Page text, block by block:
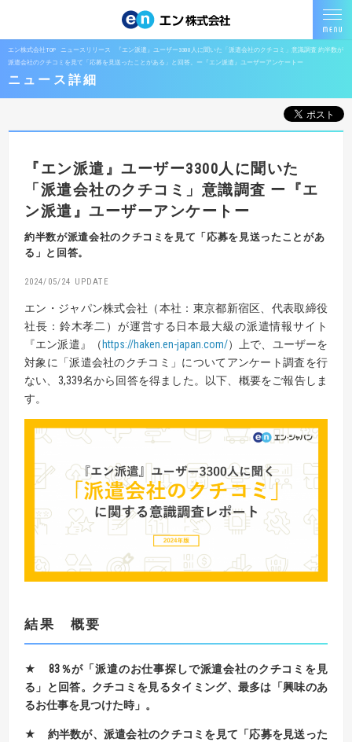
エン株式会社TOP ニュースリリース
『エン派遣』ユーザー3300人に聞いた「派遣会社のクチコミ」意識調査 約半数が
派遣会社のクチコミを見て「応募を見送ったことがある」と回答。ー『エン派遣』ユーザーアンケートー
ニュース詳細
『エン派遣』ユーザー3300人に聞いた
「派遣会社のクチコミ」意識調査 ー『エ
ン派遣』ユーザーアンケートー
約半数が派遣会社のクチコミを見て「応募を見送ったことがあ
る」と回答。
2024/05/24
エン・ジャパン株式会社（本社：東京都新宿区、代表取締役
社長：鈴木孝二）が運営する日本最大級の派遣情報サイト
『エン派遣』（https://haken.en-japan.com/）上で、ユーザーを
対象に「派遣会社のクチコミ」についてアンケート調査を行
ない、3,339名から回答を得ました。以下、概要をご報告しま
す。
結果 概要
★ 83％が「派遣のお仕事探しで派遣会社のクチコミを見
る」と回答。 クチコミを見るタイミング、最多は「興味のあ
るお仕事を見つけた時」。
★ 約半数が、派遣会社のクチコミを見て「応募を見送った